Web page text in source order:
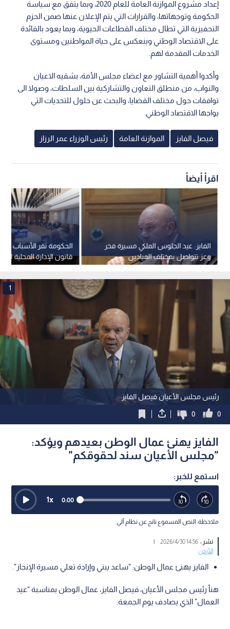
إعداد مشروع الموازنة العامة للعام 2020، وبما يتفق مع سياسة
الحكومة وتوجهاتها، والقرارات التي يتم الإعلان عنها ضمن الحزم
التحفيزية التي تطال مختلف القطاعات الحيوية، وبما يعود بالفائدة
على الاقتصاد الوطني وينعكس على حياة المواطنين ومستوى
الخدمات المقدمة لهم.
وأكدوا أهمية التشاور مع اعضاء مجلس الأمة، بشقيه الاعيان
والنواب، من منطلق التعاون والتشاركية بين السلطات، وصولا الى
توافقات حول مختلف القضايا، والبحث عن حلول للتحديات التي
يواجها الاقتصاد الوطني.
فيصل الفايز الموازنة العامة رئيس الوزراء عمر الرزاز
اقرأ أيضاً
الحكومة تقر الأسباب
قانون الإدارة المحلية لسنة
الفايز: عيد الجلوس الملكي مسيرة فخر
وعز تتواصل بمختلف الميادين
رئيس مجلس الأعيان فيصل الفايز
1
0
0
الفايز يهنئ عمال الوطن بعيدهم ويؤكد:
"مجلس الأعيان سند لحقوقكم"
استمع للخبر:
0:00
1x
ملاحظة: النص المسموع ناتج عن نظام آلي
نشر :14:56 2026/4/30
الأردن
الفايز يهنئ عمال الوطن: "ساعد يبني وإرادة تعلي مسيرة الإنجاز".
هنأ رئيس مجلس الأعيان، فيصل الفايز، عمال الوطن بمناسبة "عيد
العمال" الذي يصادف يوم الجمعة.